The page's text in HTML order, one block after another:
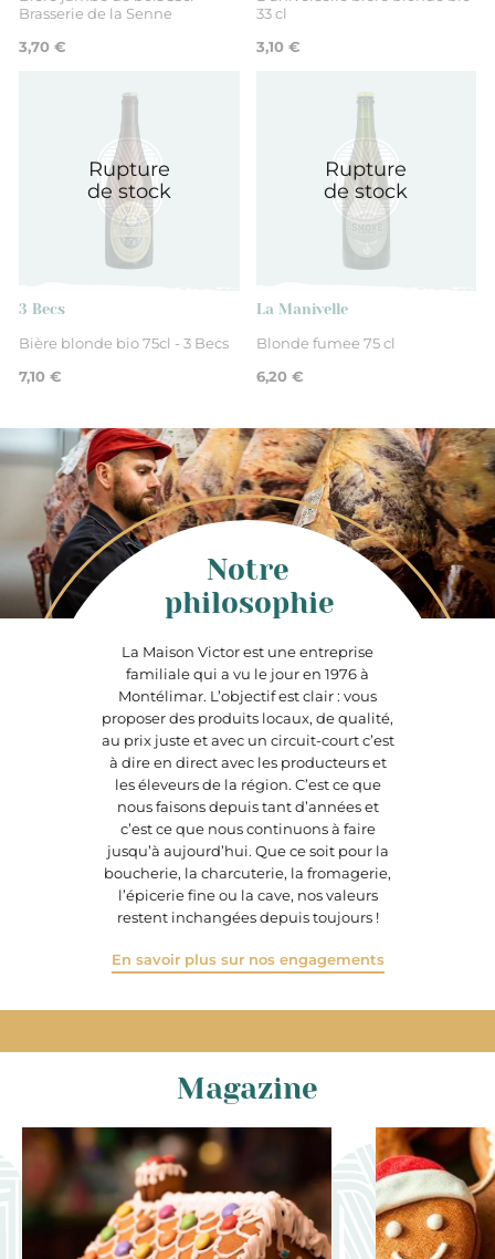
Brasserie de la Senne
3,70 €
33 cl
3,10 €
Rupture
de stock
3 Becs
Bière blonde bio 75cl - 3 Becs
7,10 €
Rupture
de stock
La Manivelle
Blonde fumee 75 cl
6,20 €
La Maison Victor est une entreprise
familiale qui a vu le jour en 1976 à
Montélimar. L’objectif est clair : vous
proposer des produits locaux, de qualité,
au prix juste et avec un circuit-court c’est
à dire en direct avec les producteurs et
les éleveurs de la région. C’est ce que
nous faisons depuis tant d’années et
c’est ce que nous continuons à faire
jusqu’à aujourd’hui. Que ce soit pour la
boucherie, la charcuterie, la fromagerie,
l’épicerie fine ou la cave, nos valeurs
restent inchangées depuis toujours !
En savoir plus sur nos engagements
Notre
philosophie
Magazine